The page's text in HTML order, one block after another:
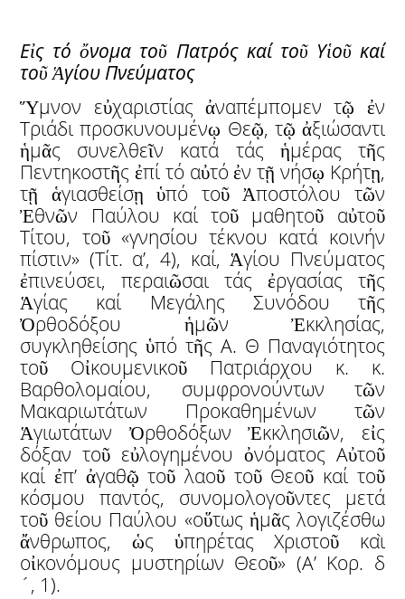
Εἰς τόὄνομα τοῦ Πατρός καί τοῦΥἱοῦκαί
τοῦἉγίου Πνεύματος
Ὕμνον εὐχαριστίας ἀναπέμπομεν τῷ ἐν
Τριάδι προσκυνουμένῳ Θεῷ, τῷ ἀξιώσαντι
ἡμᾶς συνελθεῖν κατά τάς ἡμέρας τῆς
Πεντηκοστῆς ἐπί τό αὐτό ἐν τῇ νήσῳ Κρήτῃ,
τῇ ἁγιασθείσῃ ὑπό τοῦ Ἀποστόλου τῶν
Ἐθνῶν Παύλου καί τοῦ μαθητοῦ αὐτοῦ
Τίτου, τοῦ «γνησίου τέκνου κατά κοινήν
πίστιν» (Τίτ. α’, 4), καί, Ἁγίου Πνεύματος
ἐπινεύσει, περαιῶσαι τάς ἐργασίας τῆς
Ἁγίας καί Μεγάλης Συνόδου τῆς
Ὀρθοδόξου ἡμῶν Ἐκκλησίας,
συγκληθείσης ὑπό τῆς Α. Θ Παναγιότητος
τοῦ Οἰκουμενικοῦ Πατριάρχου κ. κ.
Βαρθολομαίου, συμφρονούντων τῶν
Μακαριωτάτων Προκαθημένων τῶν
Ἁγιωτάτων Ὀρθοδόξων Ἐκκλησιῶν, εἰς
δόξαν τοῦ εὐλογημένου ὀνόματος Αὐτοῦ
καί ἐπ’ ἀγαθῷ τοῦ λαοῦ τοῦ Θεοῦ καί τοῦ
κόσμου παντός, συνομολογοῦντες μετά
τοῦ θείου Παύλου «οὕτως ἡμᾶς λογιζέσθω
ἄνθρωπος, ὡς ὑπηρέτας Χριστοῦ καὶ
οἰκονόμους μυστηρίων Θεοῦ» (Α’ Κορ. δ
´, 1).